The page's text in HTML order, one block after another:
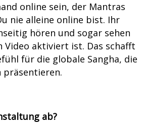
online sein, der Mantras
nie alleine online bist. Ihr
hören und sogar sehen
Video aktiviert ist. Das schafft
für die globale Sangha, die
präsentieren.
ab?